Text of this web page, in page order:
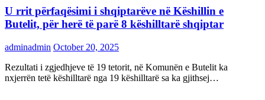
U rrit përfaqësimi i shqiptarëve në Këshillin e
Butelit, për herë të parë 8 këshilltarë shqiptar
adminadmin October 20, 2025
Rezultati i zgjedhjeve të 19 tetorit, në Komunën e Butelit ka
nxjerrën tetë këshilltarë nga 19 këshilltarë sa ka gjithsej…